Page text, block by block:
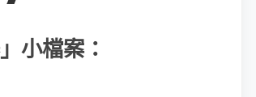
小檔案：